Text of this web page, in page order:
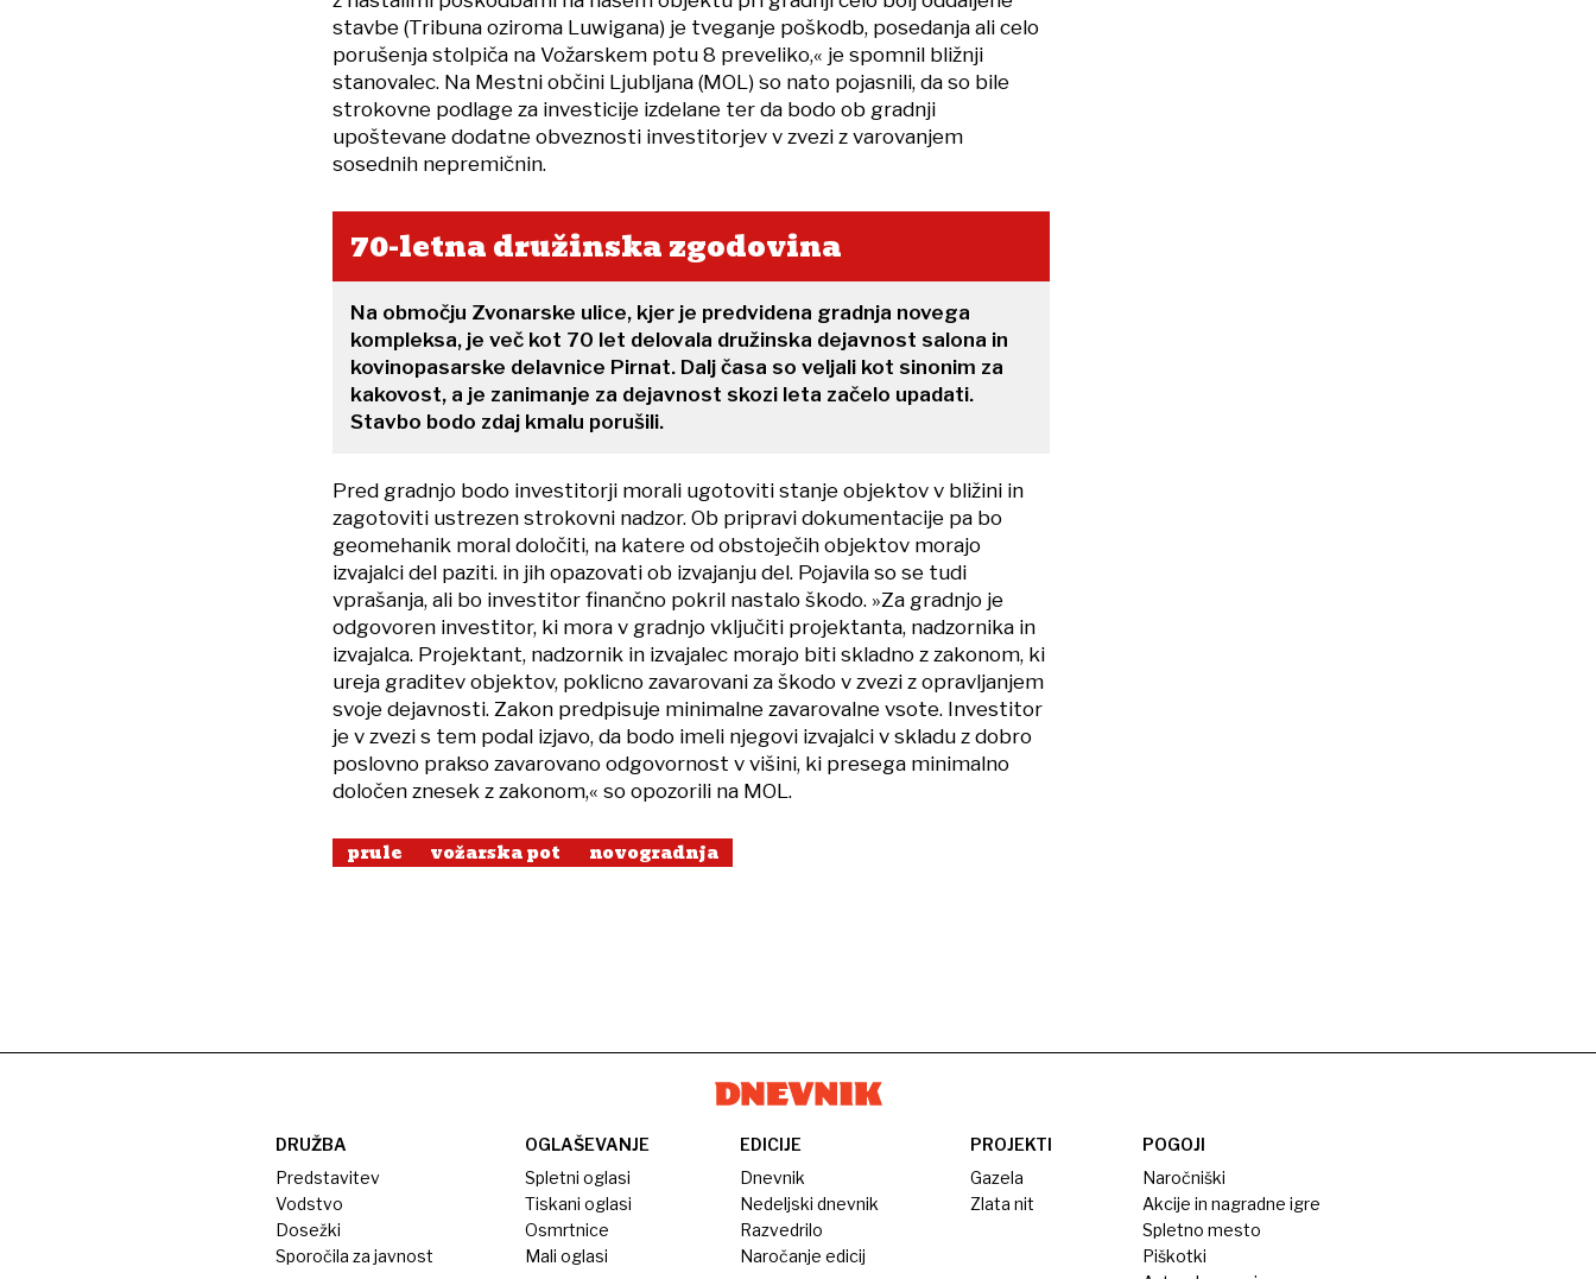
stavbe (Tribuna oziroma Luwigana) je tveganje poškodb, posedanja ali celo
porušenja stolpiča na Vožarskem potu 8 preveliko,« je spomnil bližnji
stanovalec. Na Mestni občini Ljubljana (MOL) so nato pojasnili, da so bile
strokovne podlage za investicije izdelane ter da bodo ob gradnji
upoštevane dodatne obveznosti investitorjev v zvezi z varovanjem
sosednih nepremičnin.
70-letna družinska zgodovina
Na območju Zvonarske ulice, kjer je predvidena gradnja novega
kompleksa, je več kot 70 let delovala družinska dejavnost salona in
kovinopasarske delavnice Pirnat. Dalj časa so veljali kot sinonim za
kakovost, a je zanimanje za dejavnost skozi leta začelo upadati.
Stavbo bodo zdaj kmalu porušili.
Pred gradnjo bodo investitorji morali ugotoviti stanje objektov v bližini in
zagotoviti ustrezen strokovni nadzor. Ob pripravi dokumentacije pa bo
geomehanik moral določiti, na katere od obstoječih objektov morajo
izvajalci del paziti. in jih opazovati ob izvajanju del. Pojavila so se tudi
vprašanja, ali bo investitor finančno pokril nastalo škodo. »Za gradnjo je
odgovoren investitor, ki mora v gradnjo vključiti projektanta, nadzornika in
izvajalca. Projektant, nadzornik in izvajalec morajo biti skladno z zakonom, ki
ureja graditev objektov, poklicno zavarovani za škodo v zvezi z opravljanjem
svoje dejavnosti. Zakon predpisuje minimalne zavarovalne vsote. Investitor
je v zvezi s tem podal izjavo, da bodo imeli njegovi izvajalci v skladu z dobro
poslovno prakso zavarovano odgovornost v višini, ki presega minimalno
določen znesek z zakonom,« so opozorili na MOL.
prule vožarska pot novogradnja
DRUŽBA
Predstavitev
Vodstvo
Dosežki
Sporočila za javnost
OGLAŠEVANJE
Spletni oglasi
Tiskani oglasi
Osmrtnice
Mali oglasi
EDICIJE
Dnevnik
Nedeljski dnevnik
Razvedrilo
Naročanje edicij
PROJEKTI
Gazela
Zlata nit
POGOJI
Naročniški
Akcije in nagradne igre
Spletno mesto
Piškotki